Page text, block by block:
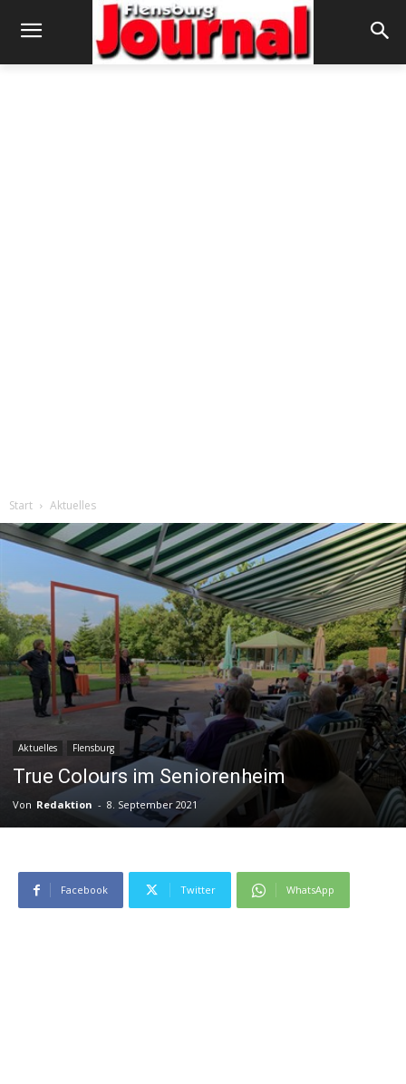
Start Aktuelles
Aktuelles Flensburg
True Colours im Seniorenheim
Von Redaktion - 8. September 2021
Facebook Twitter WhatsApp